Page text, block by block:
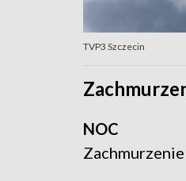
TVP3 Szczecin
NOC